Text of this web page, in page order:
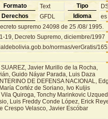
Formato Text Tipo
Derechos GFDL Idioma
es
supremo 24098 de 25 /08/ 1995.
19, Decreto Supremo, diciembre/1997
normas/verGratis/
Javier Murillo de la Rocha,
Guido Náyar Parada, Luis Daza
DE DEFENSA NACIONAL,
Cortéz de Soriano, Ivo Kuljis
Quiroga, Tonchy Marinkovic
Luis Freddy Conde López, Erick
Crespo Velasco, Javier Escóbar